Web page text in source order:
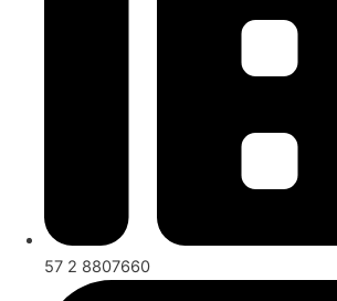
57 2 8807660